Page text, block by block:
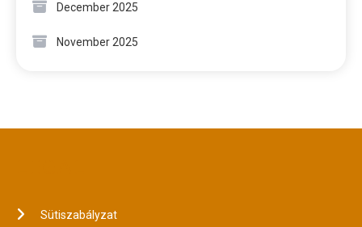
December 2025
November 2025
Sütiszabályzat